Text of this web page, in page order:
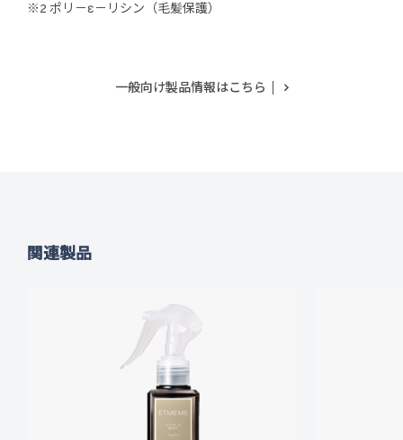
※2 ポリ－ε－リシン（毛髪保護）
一般向け製品情報はこちら
関連製品